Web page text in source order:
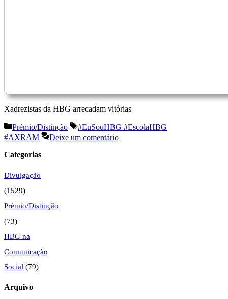
Xadrezistas da HBG arrecadam vitórias
Categorias
Prémio/Distinção Etiquetas
#EuSouHBG #EscolaHBG
#AXRAM
Deixe um comentário
Categorias
Divulgação
(1529)
Prémio/Distinção
(73)
HBG na
Comunicação
Social (79)
Arquivo